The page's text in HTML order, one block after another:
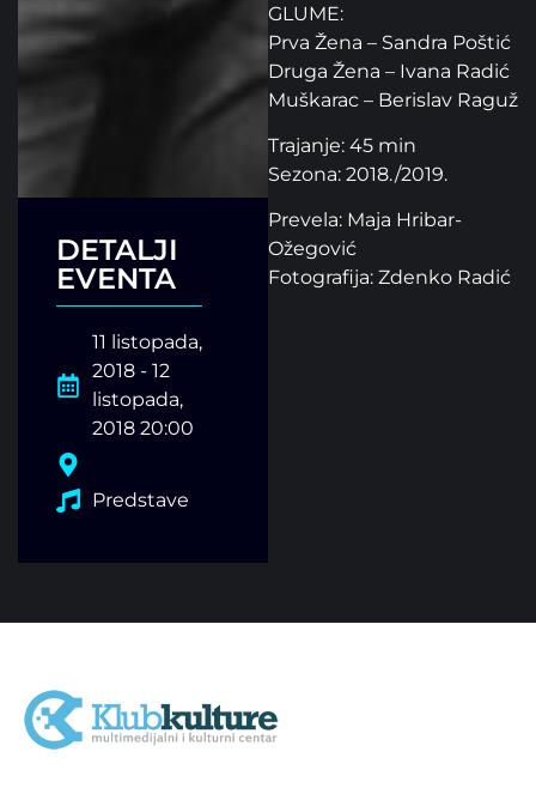
GLUME:
Prva Žena – Sandra Poštić
Druga Žena – Ivana Radić
Muškarac – Berislav Raguž
Trajanje: 45 min
Sezona: 2018./2019.
Prevela: Maja Hribar-
Ožegović
Fotografija: Zdenko Radić
DETALJI
EVENTA
11 listopada,
2018 - 12
listopada,
2018 20:00
Predstave